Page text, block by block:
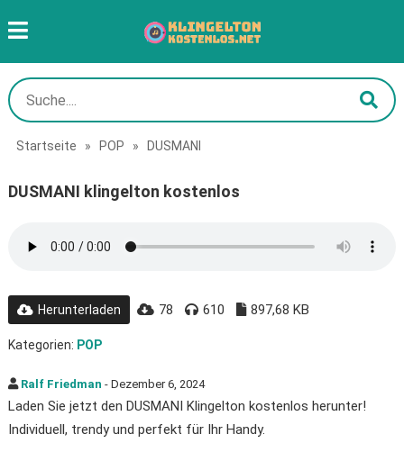
Startseite » POP » DUSMANI
DUSMANI klingelton kostenlos
Herunterladen 78 610 897,68 KB
Kategorien: POP
Ralf Friedman - Dezember 6, 2024
Laden Sie jetzt den DUSMANI Klingelton kostenlos herunter!
Individuell, trendy und perfekt für Ihr Handy.